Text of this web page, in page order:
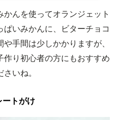
んを使ってオランジェット
いみかんに、ビターチョコ
手間は少しかかりますが、
り初心者の方にもおすすめ
いね。
ートがけ